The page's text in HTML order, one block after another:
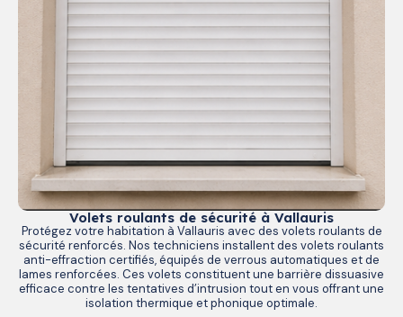
Volets roulants de sécurité à Vallauris
Protégez votre habitation à Vallauris avec des volets roulants de
sécurité renforcés. Nos techniciens installent des volets roulants
anti-effraction certifiés, équipés de verrous automatiques et de
lames renforcées. Ces volets constituent une barrière dissuasive
efficace contre les tentatives d’intrusion tout en vous offrant une
isolation thermique et phonique optimale.